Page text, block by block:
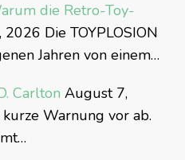
die Retro-Toy-
2026 Die TOYPLOSION
Jahren von einem…
Carlton August 7,
Warnung vor ab.